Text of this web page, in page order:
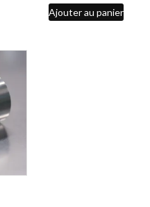
Ajouter au panier